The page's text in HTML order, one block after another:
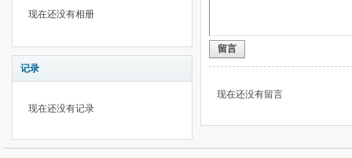
现在还没有相册
记录
现在还没有记录
留言
现在还没有留言